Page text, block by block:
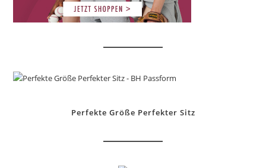
Perfekte Größe Perfekter Sitz